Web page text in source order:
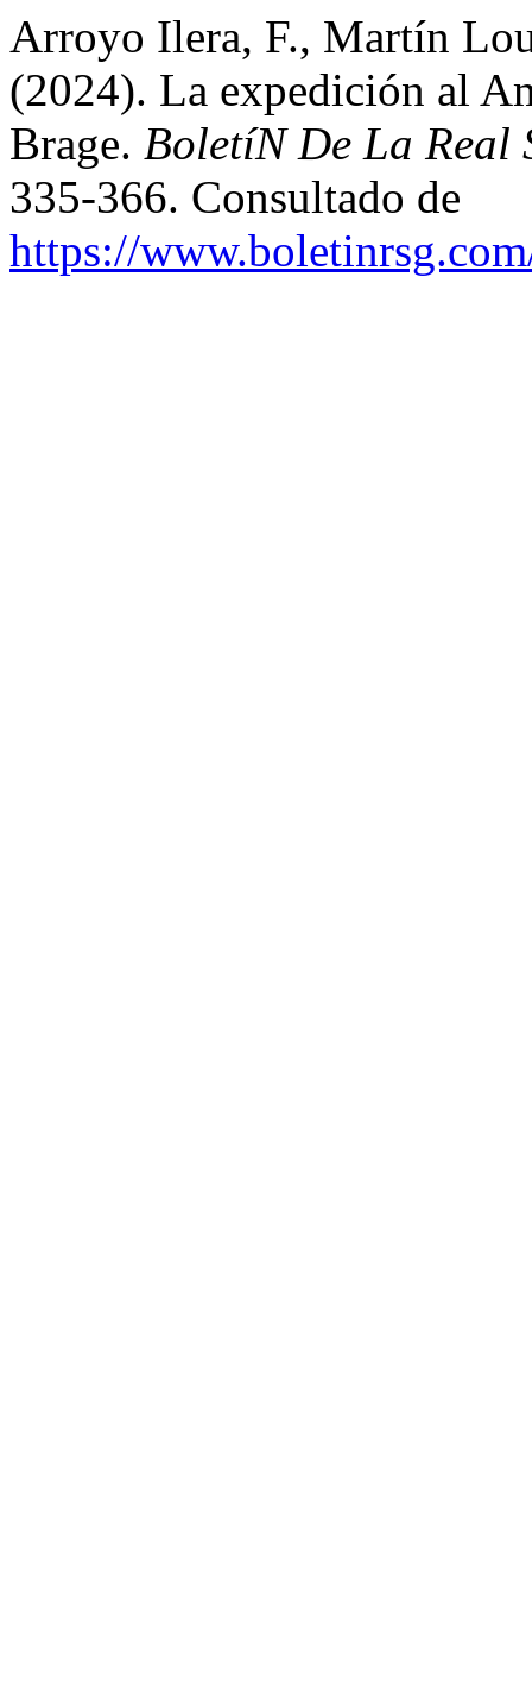
Arroyo Ilera, F., Martín
(2024). La expedición al
Brage. BoletíN De La
335-366. Consultado de
https://